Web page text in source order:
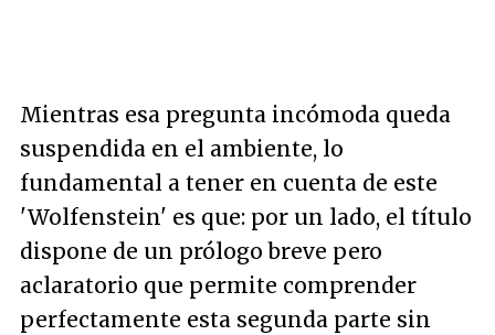
Mientras esa pregunta incómoda queda
suspendida en el ambiente, lo
fundamental a tener en cuenta de este
'Wolfenstein' es que: por un lado, el título
dispone de un prólogo breve pero
aclaratorio que permite comprender
perfectamente esta segunda parte sin